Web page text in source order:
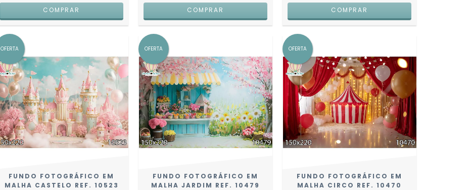
COMPRAR
COMPRAR
COMPRAR
OFERTA
FUNDO FOTOGRÁFICO EM
MALHA CASTELO REF. 10523
OFERTA
FUNDO FOTOGRÁFICO EM
MALHA JARDIM REF. 10479
OFERTA
FUNDO FOTOGRÁFICO EM
MALHA CIRCO REF. 10470